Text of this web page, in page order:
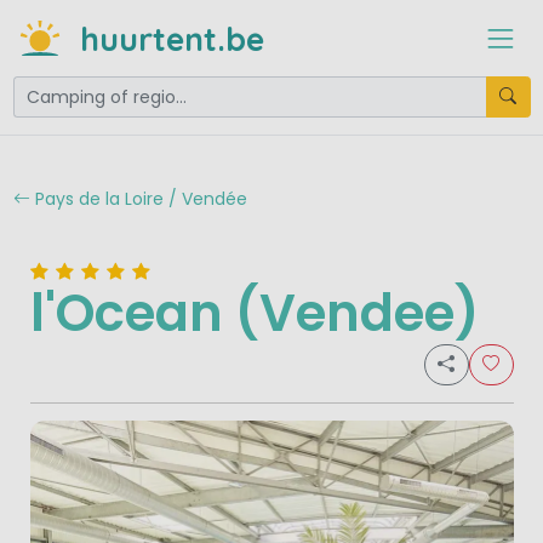
huurtent.be
Pays de la Loire / Vendée
l'Ocean (Vendee)